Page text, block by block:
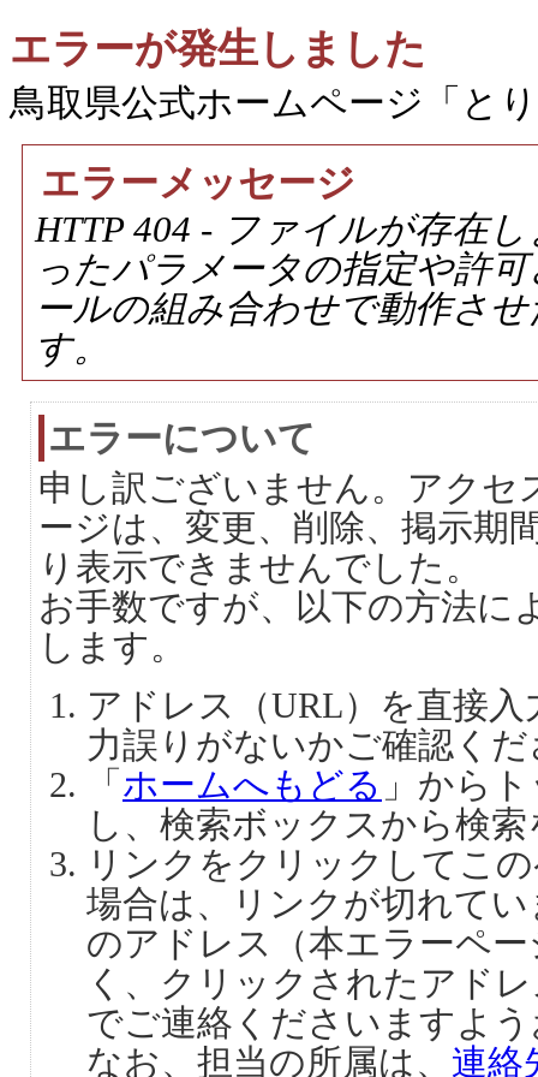
エラーが発生しました
鳥取県公式ホームページ「と
エラーメッセージ
HTTP 404 - ファイルが存在
ったパラメータの指定や許
ールの組み合わせで動作さ
す。
エラーについて
申し訳ございません。アクセ
ージは、変更、削除、掲示期
り表示できませんでした。
お手数ですが、以下の方法に
します。
アドレス（URL）を直接
力誤りがないかご確認く
「 ホームへもどる 」から
し、検索ボックスから検
リンクをクリックしてこ
場合は、リンクが切れて
のアドレス（本エラーペ
く、クリックされたアド
でご連絡くださいますよ
なお、担当の所属は、 連絡